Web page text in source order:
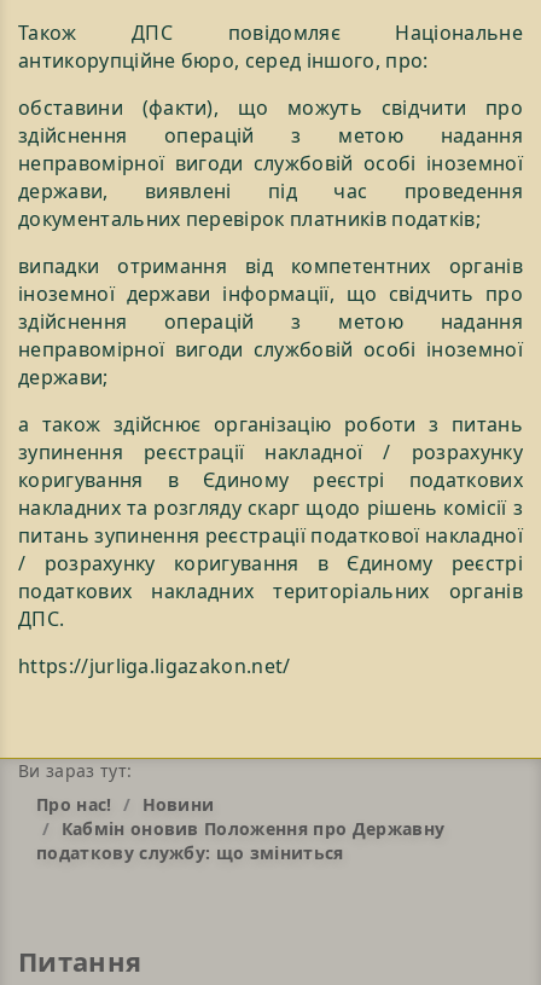
Також ДПС повідомляє Національне
антикорупційне бюро, серед іншого, про:
обставини (факти), що можуть свідчити про
здійснення операцій з метою надання
неправомірної вигоди службовій особі іноземної
держави, виявлені під час проведення
документальних перевірок платників податків;
випадки отримання від компетентних органів
іноземної держави інформації, що свідчить про
здійснення операцій з метою надання
неправомірної вигоди службовій особі іноземної
держави;
а також здійснює організацію роботи з питань
зупинення реєстрації накладної / розрахунку
коригування в Єдиному реєстрі податкових
накладних та розгляду скарг щодо рішень комісії з
питань зупинення реєстрації податкової накладної
/ розрахунку коригування в Єдиному реєстрі
податкових накладних територіальних органів
ДПС.
https://jurliga.ligazakon.net/
Ви зараз тут:
Про нас!
Новини
Кабмін оновив Положення про Державну
податкову службу: що зміниться
Питання